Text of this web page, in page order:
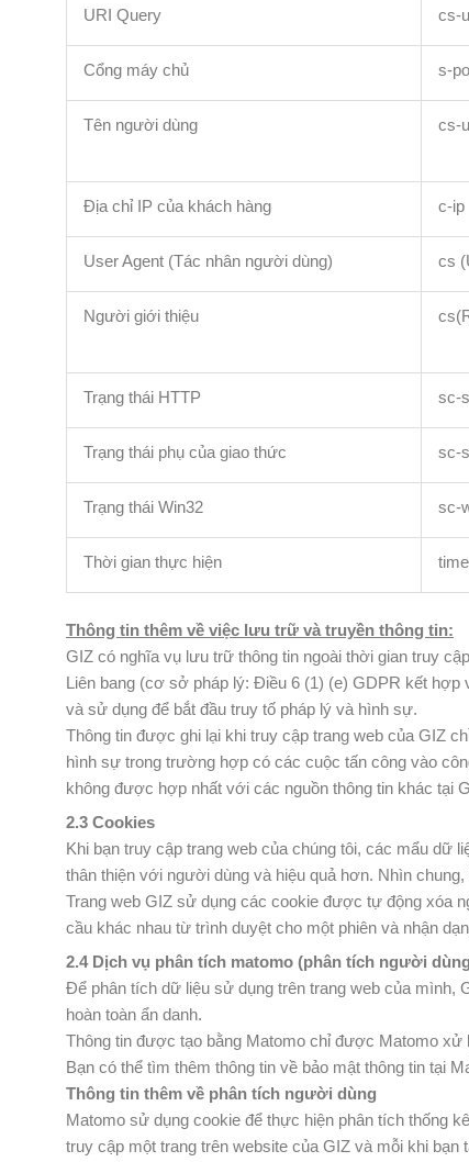
URI Query cs-
Cổng máy chủ s-
Tên người dùng cs-
Địa chỉ IP của khách hàng c-ip
User Agent (Tác nhân người dùng) cs
Người giới thiệu
Trạng thái HTTP sc-
Trạng thái phụ của giao thức sc-
Trạng thái Win32 sc-
Thời gian thực hiện
Thông tin thêm về việc lưu trữ và truyền thông tin:
GIZ có nghĩa vụ lưu trữ thông tin ngoài thời gian truy
Liên bang (cơ sở pháp lý: Điều 6 (1) (e) GDPR kết
và sử dụng để bắt đầu truy tố pháp lý và hình sự.
Thông tin được ghi lại khi truy cập trang web của GIZ
hình sự trong trường hợp có các cuộc tấn công vào
không được hợp nhất với các nguồn thông tin khác tại
2.3 Cookies
Khi bạn truy cập trang web của chúng tôi, các mẩu dữ
thân thiện với người dùng và hiệu quả hơn. Nhìn
Trang web GIZ sử dụng các cookie được tự động xóa
cầu khác nhau từ trình duyệt cho một phiên và nhận
2.4 Dịch vụ phân tích matomo (phân tích người
Để phân tích dữ liệu sử dụng trên trang web của mình,
hoàn toàn ẩn danh.
Thông tin được tạo bằng Matomo chỉ được Matomo
Bạn có thể tìm thêm thông tin về bảo mật thông tin tại
Thông tin thêm về phân tích người dùng
Matomo sử dụng cookie để thực hiện phân tích thống
truy cập một trang trên website của GIZ và mỗi khi